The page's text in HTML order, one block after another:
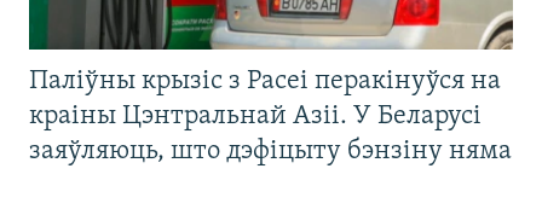
Паліўны крызіс з Расеі перакінуўся на
краіны Цэнтральнай Азіі. У Беларусі
заяўляюць, што дэфіцыту бэнзіну няма